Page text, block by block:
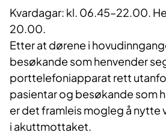
Kvardagar: kl. 06.45–22.00.
20.00.
Etter at dørene i
besøkande som henvender
porttelefoniapparat rett
pasientar og besøkande som
er det framleis mogleg å nytte
i akuttmottaket.